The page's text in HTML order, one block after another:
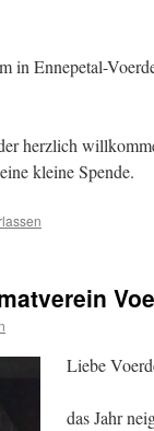
in Ennepetal-
herzlich
kleine Spende.
Liebe
das Jahr